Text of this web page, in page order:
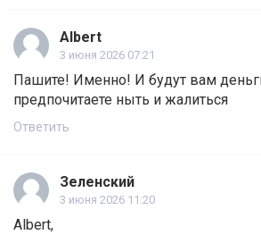
Albert
3 июня 2026 07:21
Пашите! Именно! И будут вам
предпочитаете ныть и жалиться
Ответить
Зеленский
3 июня 2026 11:20
Albert,